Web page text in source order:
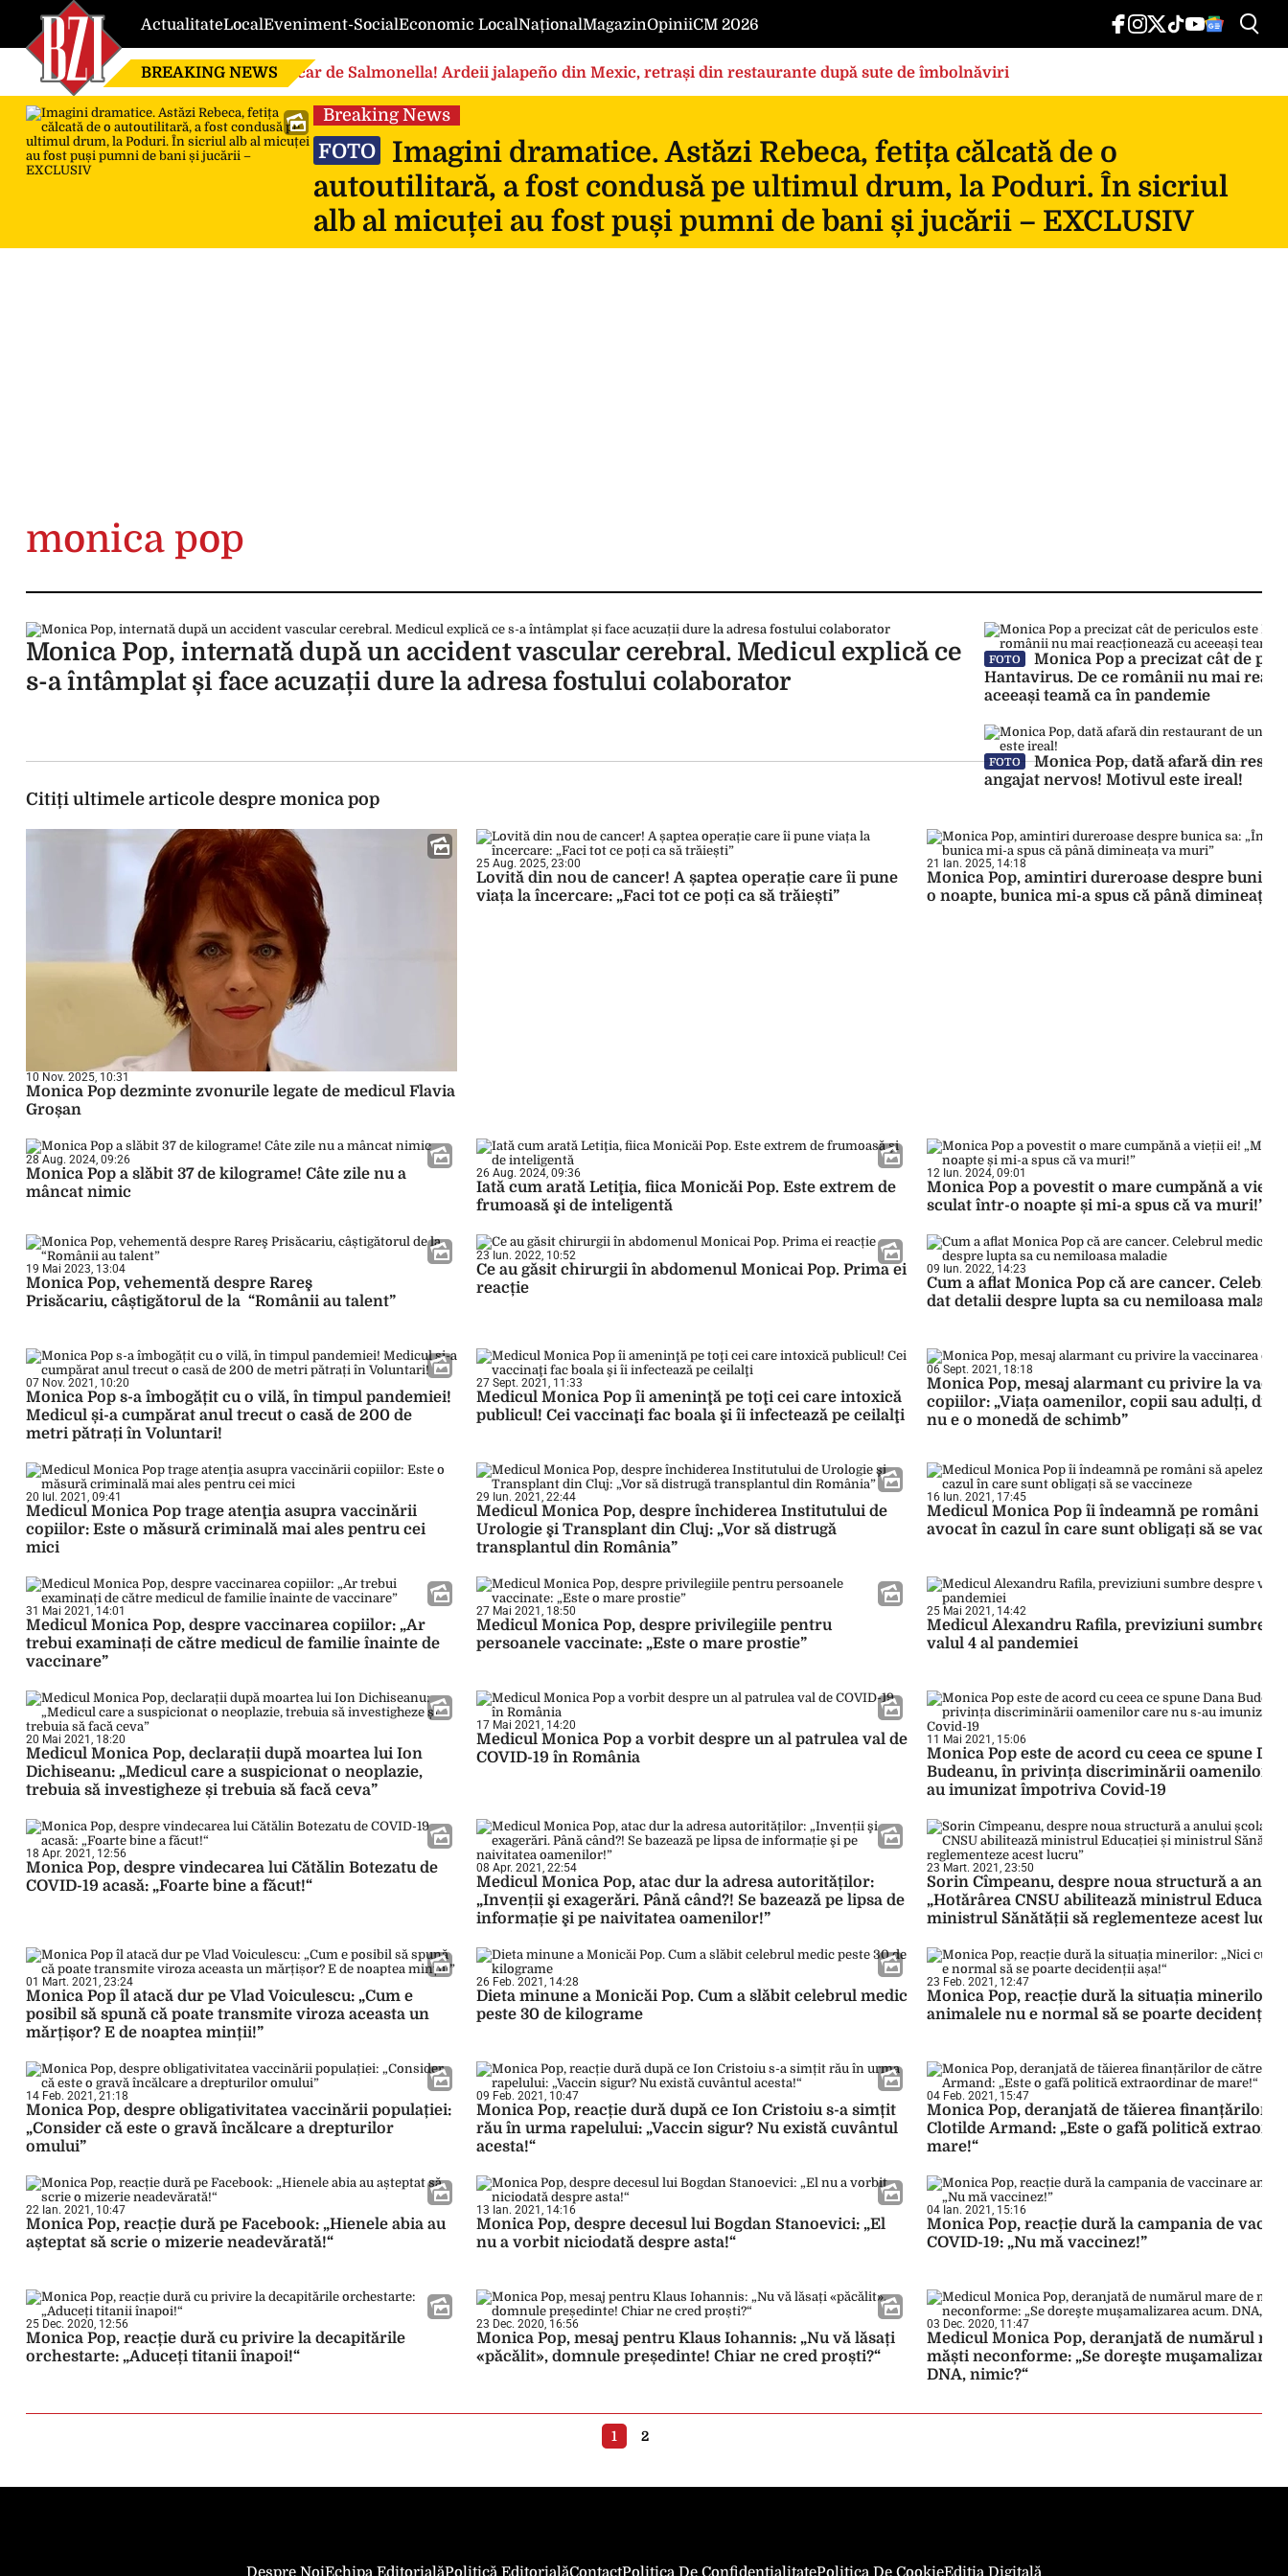
ActualitateLocalEveniment-SocialEconomic LocalNaționalMagazinOpiniiCM 2026
BREAKING NEWS Focar de Salmonella! Ardeii jalapeño din Mexic, retrași din restaurante după sute de îmbolnăviri
Breaking News
FOTO
Imagini dramatice. Astăzi Rebeca, fetița călcată de o
autoutilitară, a fost condusă pe ultimul drum, la Poduri. În sicriul
alb al micuței au fost puși pumni de bani și jucării – EXCLUSIV
monica pop
Monica Pop, internată după un accident vascular cerebral. Medicul explică ce
s-a întâmplat și face acuzații dure la adresa fostului colaborator
FOTO
Monica Pop a precizat cât de
Hantavirus. De ce românii nu mai
aceeași teamă ca în pandemie
FOTO
Monica Pop, dată afară din
angajat nervos! Motivul este ireal!
Citiți ultimele articole despre monica pop
10 Nov. 2025, 10:31
Monica Pop dezminte zvonurile legate de medicul Flavia
Groșan
25 Aug. 2025, 23:00
Lovită din nou de cancer! A șaptea operație care îi pune
viața la încercare: „Faci tot ce poți ca să trăiești”
21 Ian. 2025, 14:18
Monica Pop, amintiri dureroase despre bunica
o noapte, bunica mi-a spus că până dimineața
28 Aug. 2024, 09:26
Monica Pop a slăbit 37 de kilograme! Câte zile nu a
mâncat nimic
26 Aug. 2024, 09:36
Iată cum arată Letiţia, fiica Monicăi Pop. Este extrem de
frumoasă şi de inteligentă
12 Iun. 2024, 09:01
Monica Pop a povestit o mare cumpănă a vieții
sculat într-o noapte și mi-a spus că va muri!”
19 Mai 2023, 13:04
Monica Pop, vehementă despre Rareş
Prisăcariu, câștigătorul de la “Românii au talent”
23 Iun. 2022, 10:52
Ce au găsit chirurgii în abdomenul Monicai Pop. Prima ei
reacție
09 Iun. 2022, 14:23
Cum a aflat Monica Pop că are cancer. Celebrul
dat detalii despre lupta sa cu nemiloasa maladie
07 Nov. 2021, 10:20
Monica Pop s-a îmbogățit cu o vilă, în timpul pandemiei!
Medicul și-a cumpărat anul trecut o casă de 200 de
metri pătrați în Voluntari!
27 Sept. 2021, 11:33
Medicul Monica Pop îi ameninţă pe toţi cei care intoxică
publicul! Cei vaccinaţi fac boala şi îi infectează pe ceilalţi
06 Sept. 2021, 18:18
Monica Pop, mesaj alarmant cu privire la
copiilor: „Viața oamenilor, copii sau adulți, din
nu e o monedă de schimb”
20 Iul. 2021, 09:41
Medicul Monica Pop trage atenţia asupra vaccinării
copiilor: Este o măsură criminală mai ales pentru cei
mici
29 Iun. 2021, 22:44
Medicul Monica Pop, despre închiderea Institutului de
Urologie şi Transplant din Cluj: „Vor să distrugă
transplantul din România”
16 Iun. 2021, 17:45
Medicul Monica Pop îi îndeamnă pe români să
avocat în cazul în care sunt obligați să se
31 Mai 2021, 14:01
Medicul Monica Pop, despre vaccinarea copiilor: „Ar
trebui examinați de către medicul de familie înainte de
vaccinare”
27 Mai 2021, 18:50
Medicul Monica Pop, despre privilegiile pentru
persoanele vaccinate: „Este o mare prostie”
25 Mai 2021, 14:42
Medicul Alexandru Rafila, previziuni sumbre
valul 4 al pandemiei
20 Mai 2021, 18:20
Medicul Monica Pop, declarații după moartea lui Ion
Dichiseanu: „Medicul care a suspicionat o neoplazie,
trebuia să investigheze și trebuia să facă ceva”
17 Mai 2021, 14:20
Medicul Monica Pop a vorbit despre un al patrulea val de
COVID-19 în România
11 Mai 2021, 15:06
Monica Pop este de acord cu ceea ce spune
Budeanu, în privința discriminării oamenilor
au imunizat împotriva Covid-19
18 Apr. 2021, 12:56
Monica Pop, despre vindecarea lui Cătălin Botezatu de
COVID-19 acasă: „Foarte bine a făcut!“
08 Apr. 2021, 22:54
Medicul Monica Pop, atac dur la adresa autorităților:
„Invenții şi exagerări. Până când?! Se bazează pe lipsa de
informație şi pe naivitatea oamenilor!”
23 Mart. 2021, 23:50
Sorin Cîmpeanu, despre noua structură a
„Hotărârea CNSU abilitează ministrul
ministrul Sănătății să reglementeze acest
01 Mart. 2021, 23:24
Monica Pop îl atacă dur pe Vlad Voiculescu: „Cum e
posibil să spună că poate transmite viroza aceasta un
mărțișor? E de noaptea minții!”
26 Feb. 2021, 14:28
Dieta minune a Monicăi Pop. Cum a slăbit celebrul medic
peste 30 de kilograme
23 Feb. 2021, 12:47
Monica Pop, reacție dură la situația minerilor:
animalele nu e normal să se poarte decidenții
14 Feb. 2021, 21:18
Monica Pop, despre obligativitatea vaccinării populației:
„Consider că este o gravă încălcare a drepturilor
omului”
09 Feb. 2021, 10:47
Monica Pop, reacție dură după ce Ion Cristoiu s-a simțit
rău în urma rapelului: „Vaccin sigur? Nu există cuvântul
acesta!“
04 Feb. 2021, 15:47
Monica Pop, deranjată de tăierea finanțărilor
Clotilde Armand: „Este o gafă politică
mare!“
22 Ian. 2021, 10:47
Monica Pop, reacție dură pe Facebook: „Hienele abia au
așteptat să scrie o mizerie neadevărată!“
13 Ian. 2021, 14:16
Monica Pop, despre decesul lui Bogdan Stanoevici: „El
nu a vorbit niciodată despre asta!“
04 Ian. 2021, 15:16
Monica Pop, reacție dură la campania de
COVID-19: „Nu mă vaccinez!”
25 Dec. 2020, 12:56
Monica Pop, reacție dură cu privire la decapitările
orchestarte: „Aduceți titanii înapoi!“
23 Dec. 2020, 16:56
Monica Pop, mesaj pentru Klaus Iohannis: „Nu vă lăsați
«păcălit», domnule președinte! Chiar ne cred proști?“
03 Dec. 2020, 11:47
Medicul Monica Pop, deranjată de numărul
măști neconforme: „Se doreşte muşamalizarea
DNA, nimic?“
1 2
Despre NoiEchipa EditorialăPolitică EditorialăContactPolitica De ConfidentialitatePolitica De CookieEdiția Digitală